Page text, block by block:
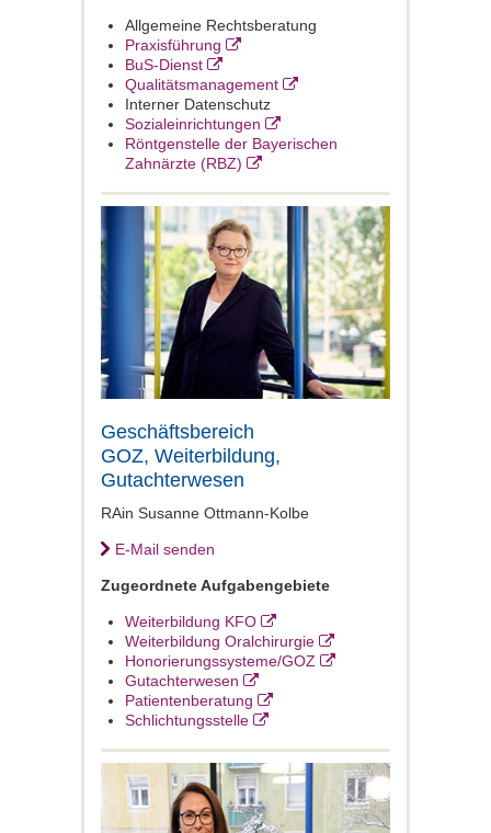
Allgemeine Rechtsberatung
Praxisführung
BuS-Dienst
Qualitätsmanagement
Interner Datenschutz
Sozialeinrichtungen
Röntgenstelle der Bayerischen
Zahnärzte (RBZ)
Geschäftsbereich
GOZ, Weiterbildung,
Gutachterwesen
RAin Susanne Ottmann-Kolbe
E-Mail senden
Zugeordnete Aufgabengebiete
Weiterbildung KFO
Weiterbildung Oralchirurgie
Honorierungssysteme/GOZ
Gutachterwesen
Patientenberatung
Schlichtungsstelle